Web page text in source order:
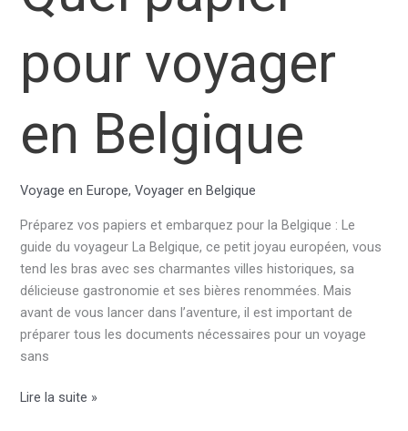
pour voyager
en Belgique
Voyage en Europe,Voyager en Belgique
Préparez vos papiers et embarquez pour la Belgique : Le
guide du voyageur La Belgique, ce petit joyau européen, vous
tend les bras avec ses charmantes villes historiques, sa
délicieuse gastronomie et ses bières renommées. Mais
avant de vous lancer dans l’aventure, il est important de
préparer tous les documents nécessaires pour un voyage
sans
Quel
Lire la suite »